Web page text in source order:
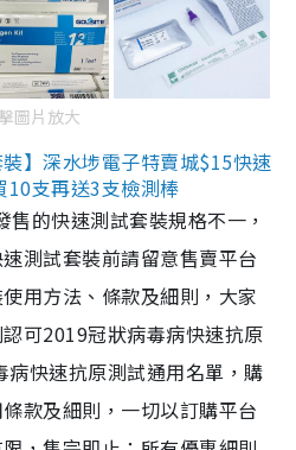
圖片放大
】深水埗電子特賣城$15快速
10支再送3支檢測棒
的快速測試套裝規格不一，
測試套裝前請留意售賣平台
用方法、條款及細則，大家
可2019冠狀病毒病快速抗原
快速抗原測試通用名單，購
款及細則，一切以訂購平台